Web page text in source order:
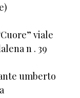
viale
n . 39
umberto